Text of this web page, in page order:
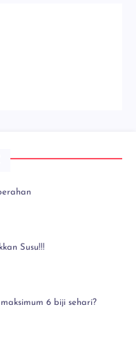
Susu!!!
6 biji sehari?